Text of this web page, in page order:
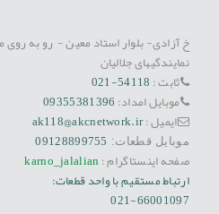
نمایندگیهای جلالیان
ثابت :54118-021
موبایل امداد:09355381396
ایمیل :ak118@akcnetwork.ir
موبایل قطعات: 09128899755
صفحه اینستاگرام :karno_jalalian
ارتباط مستقیم با واحد قطعات:
021-66001097